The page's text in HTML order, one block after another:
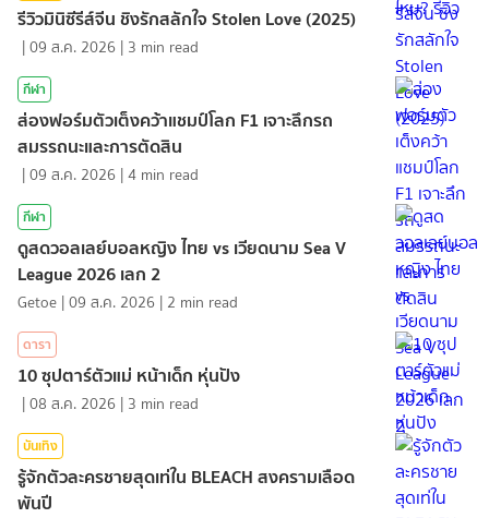
รีวิวมินิซีรีส์จีน ชิงรักสลักใจ Stolen Love (2025)
|09 ส.ค. 2026 | 3 min read
กีฬา
ส่องฟอร์มตัวเต็งคว้าแชมป์โลก F1 เจาะลึกรถ
สมรรถนะและการตัดสิน
|09 ส.ค. 2026 |4 min read
กีฬา
ดูสดวอลเลย์บอลหญิง ไทย vs เวียดนาม Sea V
League 2026 เลก 2
Getoe |09 ส.ค. 2026 | 2 min read
ดารา
10 ซุปตาร์ตัวแม่ หน้าเด็ก หุ่นปัง
|08 ส.ค. 2026 | 3 min read
บันเทิง
รู้จักตัวละครชายสุดเท่ใน BLEACH สงครามเลือด
พันปี